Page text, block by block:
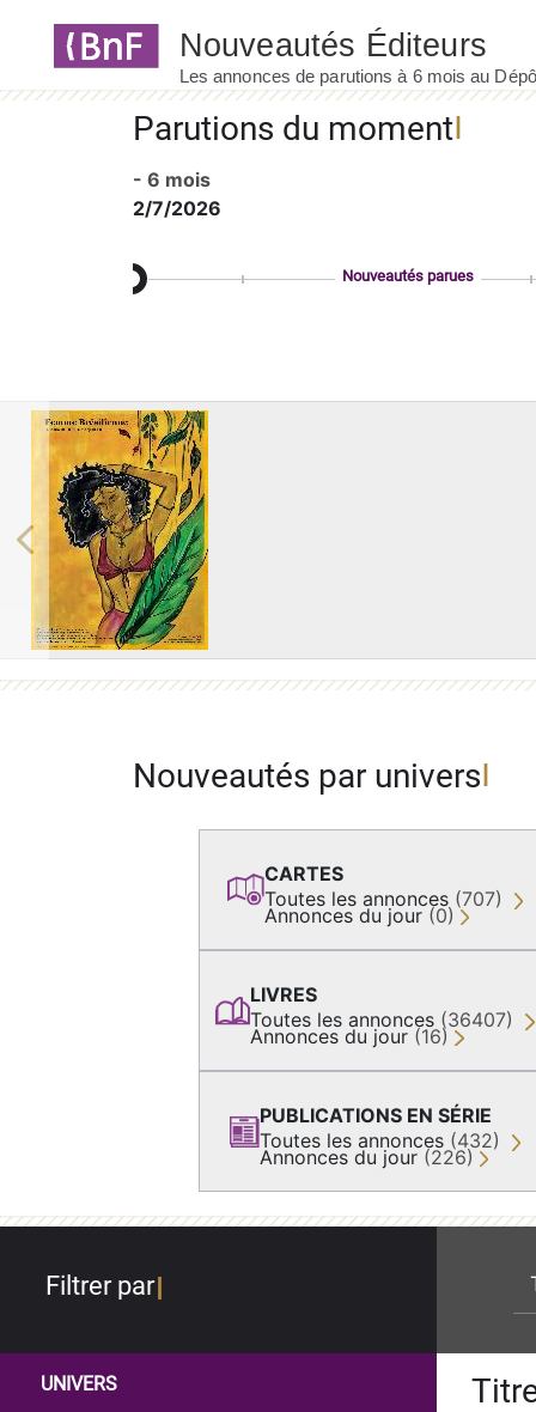
Parutions du moment
- 6 mois
2/7/2026
Nouveautés parues
Previous
Nouveautés par univers
CARTES
Toutes les annonces (707)
Annonces du jour (0)
LIVRES
Toutes les annonces (36407)
Annonces du jour (16)
PUBLICATIONS EN SÉRIE
Toutes les annonces (432)
Annonces du jour (226)
Filtrer par
UNIVERS